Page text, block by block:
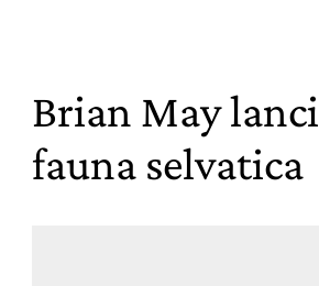
Brian May
fauna selvatica